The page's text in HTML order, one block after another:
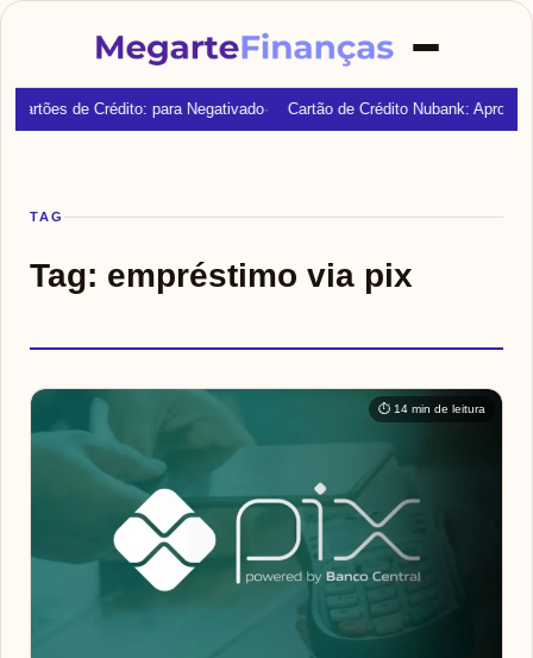
Cartões de Crédito: para Negativado Cartão de Crédito Nubank:
TAG
Tag: empréstimo via pix
⏱ 14 min de leitura